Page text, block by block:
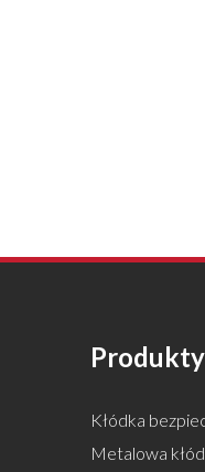
Produkty
Kłódka
Metalowa